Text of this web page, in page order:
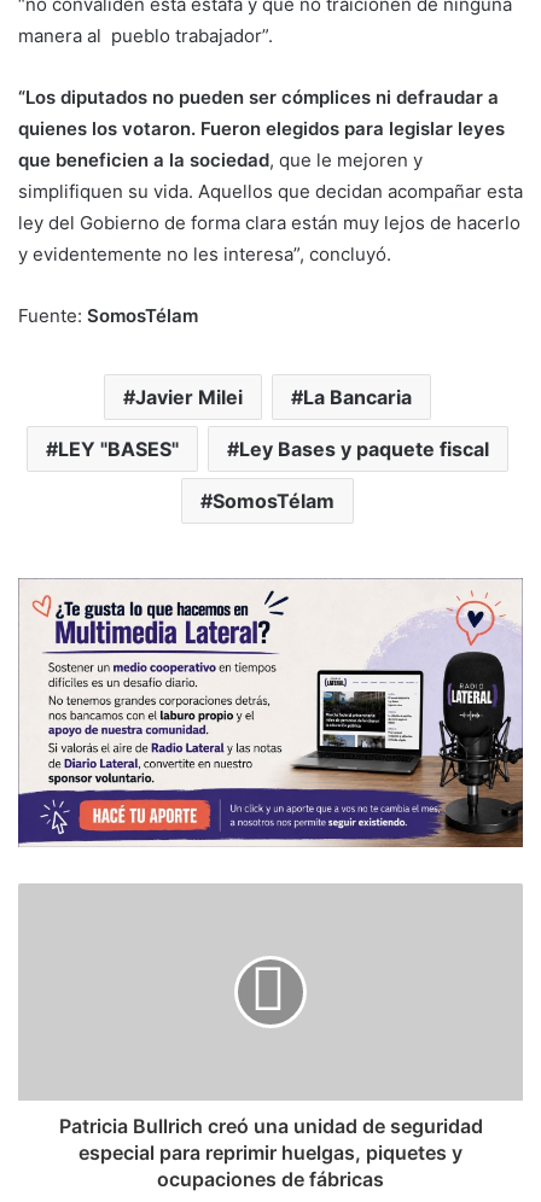
manera al pueblo trabajador”.
“Los diputados no pueden ser cómplices ni defraudar a
quienes los votaron. Fueron elegidos para legislar leyes
que beneficien a la sociedad, que le mejoren y
simplifiquen su vida. Aquellos que decidan acompañar esta
ley del Gobierno de forma clara están muy lejos de hacerlo
y evidentemente no les interesa”, concluyó.
Fuente: SomosTélam
Javier Milei La Bancaria
LEY "BASES" Ley Bases y paquete fiscal
SomosTélam
Patricia Bullrich creó una unidad de seguridad
especial para reprimir huelgas, piquetes y
ocupaciones de fábricas